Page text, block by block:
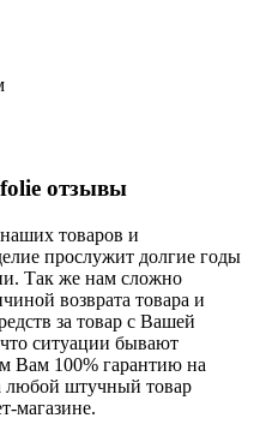
отзывы
товаров и
прослужит долгие годы
Так же нам сложно
возврата товара и
за товар с Вашей
ситуации бывают
Вам 100% гарантию на
любой штучный товар
магазине.